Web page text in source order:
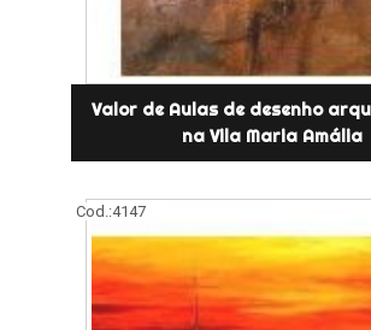
Valor de Aulas de desenho
na Vila Maria Amália
Cod.:4147